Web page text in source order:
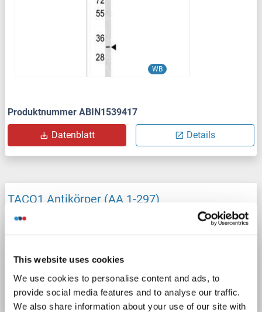
This website uses cookies
We use cookies to personalise content and ads, to
provide social media features and to analyse our traffic.
We also share information about your use of our site with
WB
Produktnummer ABIN1539417
Datenblatt Details
TACO1 Antikörper (AA 1-297)
CCDC44
Wirt: Maus
Polyclonal
unconjugated
Datenblatt Details